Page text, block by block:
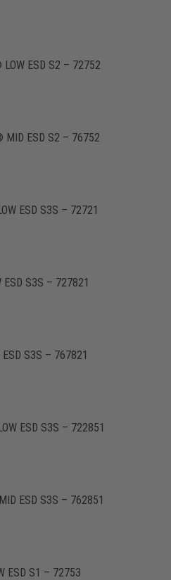
ESD S2 – 72752
MID ESD S2 – 76752
ESD S3S – 72721
ESD S3S – 727821
ESD S3S – 767821
ESD S3S – 722851
ESD S3S – 762851
ESD S1 – 72753